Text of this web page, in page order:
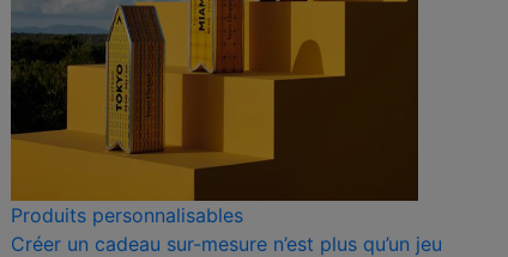
Produits personnalisables
Créer un cadeau sur-mesure n’est plus qu’un jeu